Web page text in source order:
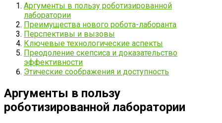
Аргументы в пользу роботизированной
лаборатории
Преимущества нового робота-лаборанта
Перспективы и вызовы
Ключевые технологические аспекты
Преодоление скепсиса и доказательство
эффективности
Этические соображения и доступность
Аргументы в пользу
роботизированной лаборатории